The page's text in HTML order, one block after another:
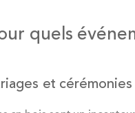
quels
et cérémonies